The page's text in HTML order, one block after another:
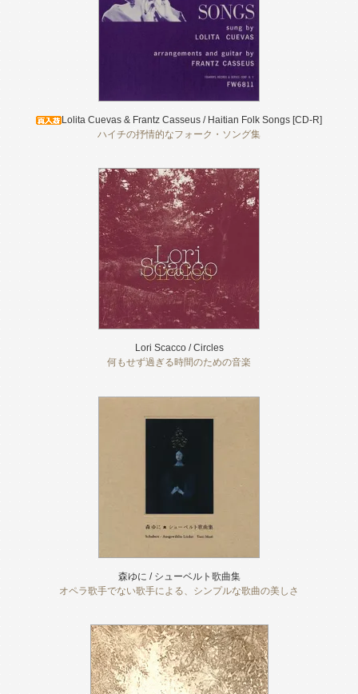
Lolita Cuevas & Frantz Casseus / Haitian Folk Songs [CD-R]
ハイチの抒情的なフォーク・ソング集
Lori Scacco / Circles
何もせず過ぎる時間のための音楽
森ゆに / シューベルト歌曲集
オペラ歌手でない歌手による、シンプルな歌曲の美しさ